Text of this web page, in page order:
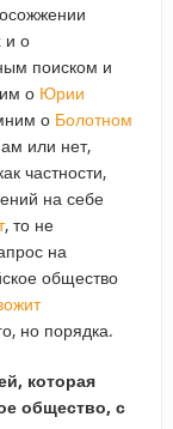
и о
поиском и
о Юрии
о Болотном
или нет,
частности,
на себе
, то не
на
общество
но порядка.
которая
общество, с